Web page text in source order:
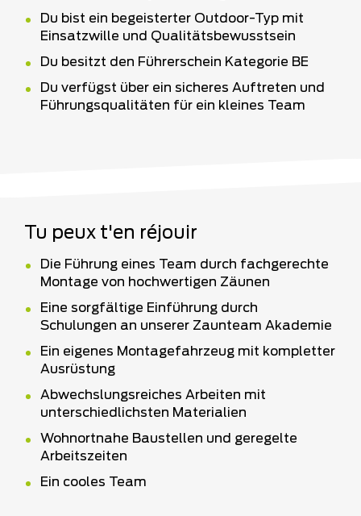
Du bist ein begeisterter Outdoor-Typ mit
Einsatzwille und Qualitätsbewusstsein
Du besitzt den Führerschein Kategorie BE
Du verfügst über ein sicheres Auftreten und
Führungsqualitäten für ein kleines Team
Tu peux t'en réjouir
Die Führung eines Team durch fachgerechte
Montage von hochwertigen Zäunen
Eine sorgfältige Einführung durch
Schulungen an unserer Zaunteam Akademie
Ein eigenes Montagefahrzeug mit kompletter
Ausrüstung
Abwechslungsreiches Arbeiten mit
unterschiedlichsten Materialien
Wohnortnahe Baustellen und geregelte
Arbeitszeiten
Ein cooles Team